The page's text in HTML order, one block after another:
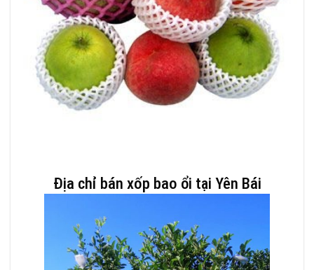
Địa chỉ bán xốp bao ổi tại Yên Bái